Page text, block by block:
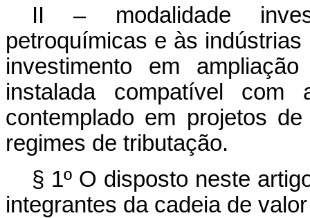
II – modalidade
petroquímicas e às
investimento em
instalada compatível
contemplado em projetos
regimes de tributação.
§ 1º O disposto neste
integrantes da cadeia de